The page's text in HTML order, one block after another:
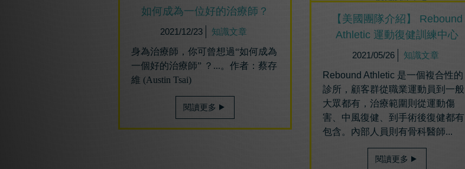
如何成為⼀位好的治療師？
2021/12/23
知識文章
身為治療師，你可曾想過“如何成為
一個好的治療師” ？...。作者：蔡存
維 (Austin Tsai)
閱讀更多
【美國團隊介紹】 Rebound
Athletic 運動復健訓練中心
2021/05/26
知識文章
Rebound Athletic 是一個複合性的
診所，顧客群從職業運動員到一般
大眾都有，治療範圍則從運動傷
害、中風復健、到手術後復健都有
包含。內部人員則有骨科醫師...
閱讀更多